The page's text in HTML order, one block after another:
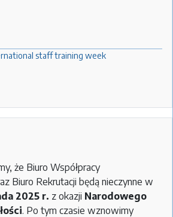
staff training week
że Biuro Współpracy
Biuro Rekrutacji będą nieczynne w
2025 r. z okazji Narodowego
. Po tym czasie wznowimy